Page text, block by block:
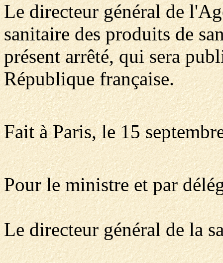
Le directeur général de
sanitaire des produits de
présent arrêté, qui sera
République française.
Fait à Paris, le 15
Pour le ministre et par
Le directeur général de la